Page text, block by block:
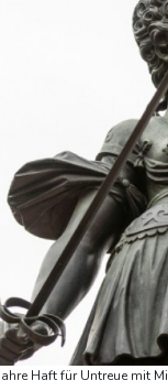
Besuch
Haft für Untreue mit